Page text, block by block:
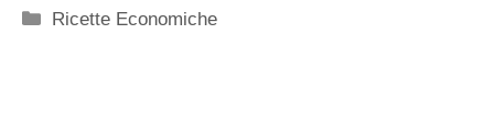
Categorie
Ricette Economiche